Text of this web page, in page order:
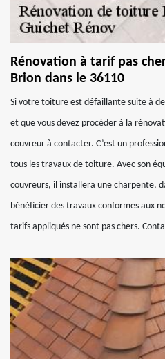
Rénovation à tarif pas
Brion dans le 36110
Si votre toiture est défaillante suite à
et que vous devez procéder à la
couvreur à contacter. C’est un
tous les travaux de toiture. Avec son
couvreurs, il installera une charpente,
bénéficier des travaux conformes aux
tarifs appliqués ne sont pas chers.